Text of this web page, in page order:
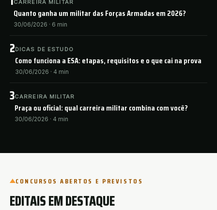
CARREIRA MILITAR
Quanto ganha um militar das Forças Armadas em 2026?
30/06/2026 · 6 min
2DICAS DE ESTUDO
Como funciona a ESA: etapas, requisitos e o que cai na prova
30/06/2026 · 4 min
3CARREIRA MILITAR
Praça ou oficial: qual carreira militar combina com você?
30/06/2026 · 4 min
CONCURSOS ABERTOS E PREVISTOS
EDITAIS EM DESTAQUE